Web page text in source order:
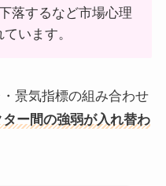
落するなど市場心理
います。
景気指標の組み合わせ
ー間の強弱が入れ替わ